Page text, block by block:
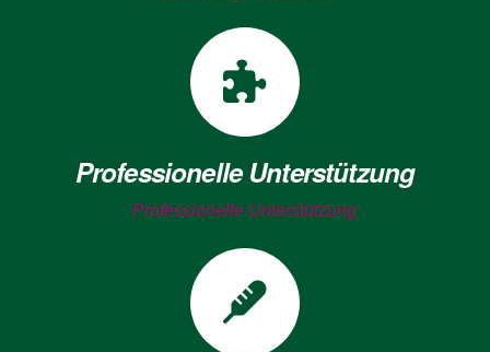
Professionelle Unterstützung
Professionelle Unterstützung